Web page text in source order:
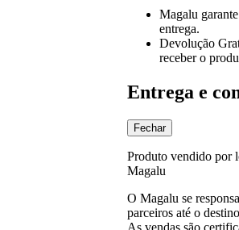
Magalu garante
entrega.
Devolução
receber o
Entrega e
Fechar
Produto vendido por
Magalu
O Magalu se
parceiros até o
As vendas são